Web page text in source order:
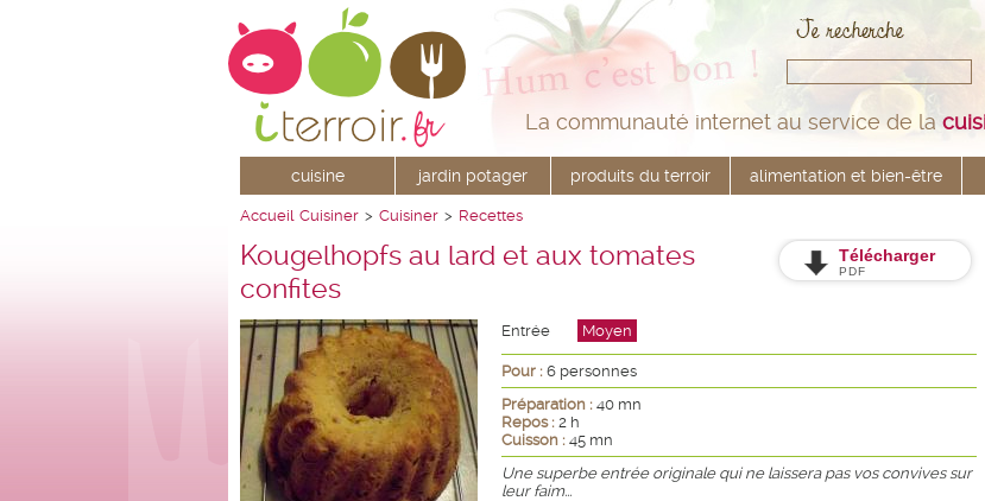
La communauté internet au service de la
cuisine jardin potager produits du terroir alimentation et bien-être
Accueil Cuisiner > Cuisiner > Recettes
Kougelhopfs au lard et aux tomates
confites
Télécharger
PDF
Entrée Moyen
Pour : 6 personnes
Préparation : 40 mn
Repos : 2 h
Cuisson : 45 mn
Une superbe entrée originale qui ne laissera pas vos convives sur
leur faim...